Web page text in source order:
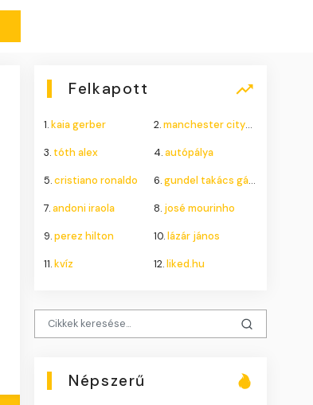
Felkapott
1.kaia gerber 2.manchester city–atlético madrid
3. tóth alex 4.autópálya
5.cristiano ronaldo 6.gundel takács gábor
7.andoni iraola 8. josé mourinho
9.perez hilton 10.lázár jános
11.kvíz 12.liked.hu
Népszerű